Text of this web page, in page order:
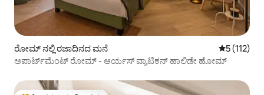
ರೋಮ್ ನಲ್ಲಿ ರಜಾದಿನದ ಮನೆ 5 ರಲ್ಲಿ 5
5 (112)
ಅಪಾರ್ಟ್‌ಮೆಂಟ್ ರೋಮ್ - ಆರ್ಯಸ್ ವ್ಯಾಟಿಕನ್ ಹಾಲಿಡೇ ಹೋಮ್